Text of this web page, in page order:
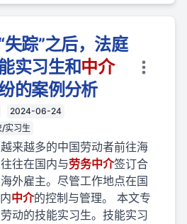
失踪”之后，法庭
实习生和中介
的案例分析
2024-06-24
实习生
来越多的中国劳动者前往海
往在国内与劳务中介签订合
外雇主。尽管工作地点在国
中介的控制与管理。 本文专
动的技能实习生。技能实习